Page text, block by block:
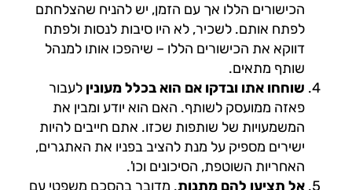
הכישורים הללו אך עם הזמן, יש להניח שהצלחתם
לפתח אותם. לשכיר, לא היו סיבות לנסות ולפתח
דווקא את הכישורים הללו – שיהפכו אותו למנהל
שותף מתאים.
שוחחו אתו ובדקו אם הוא בכלל מעונין לעבור
פאזה ממועסק לשותף. האם הוא יודע ומבין את
המשמעויות של שותפות שכזו. אתם חייבים להיות
ישירים מספיק על מנת להציב בפניו את האתגרים,
האחריות השוטפת, הסיכונים וכו'.
אל תציעו להם מתנות. מדובר בהסכם משפטי עם